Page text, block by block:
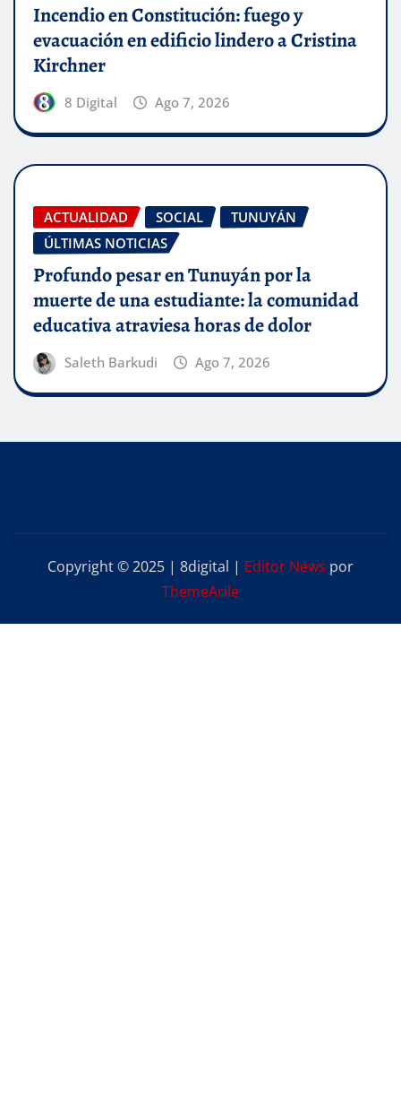
Incendio en Constitución: fuego y
evacuación en edificio lindero a Cristina
Kirchner
8 Digital Ago 7, 2026
ACTUALIDAD SOCIAL
TUNUYÁN
ÚLTIMAS NOTICIAS
Profundo pesar en Tunuyán por la
muerte de una estudiante: la comunidad
educativa atraviesa horas de dolor
Saleth Barkudi Ago 7, 2026
Copyright © 2025 | 8digital | Editor News por
ThemeArile